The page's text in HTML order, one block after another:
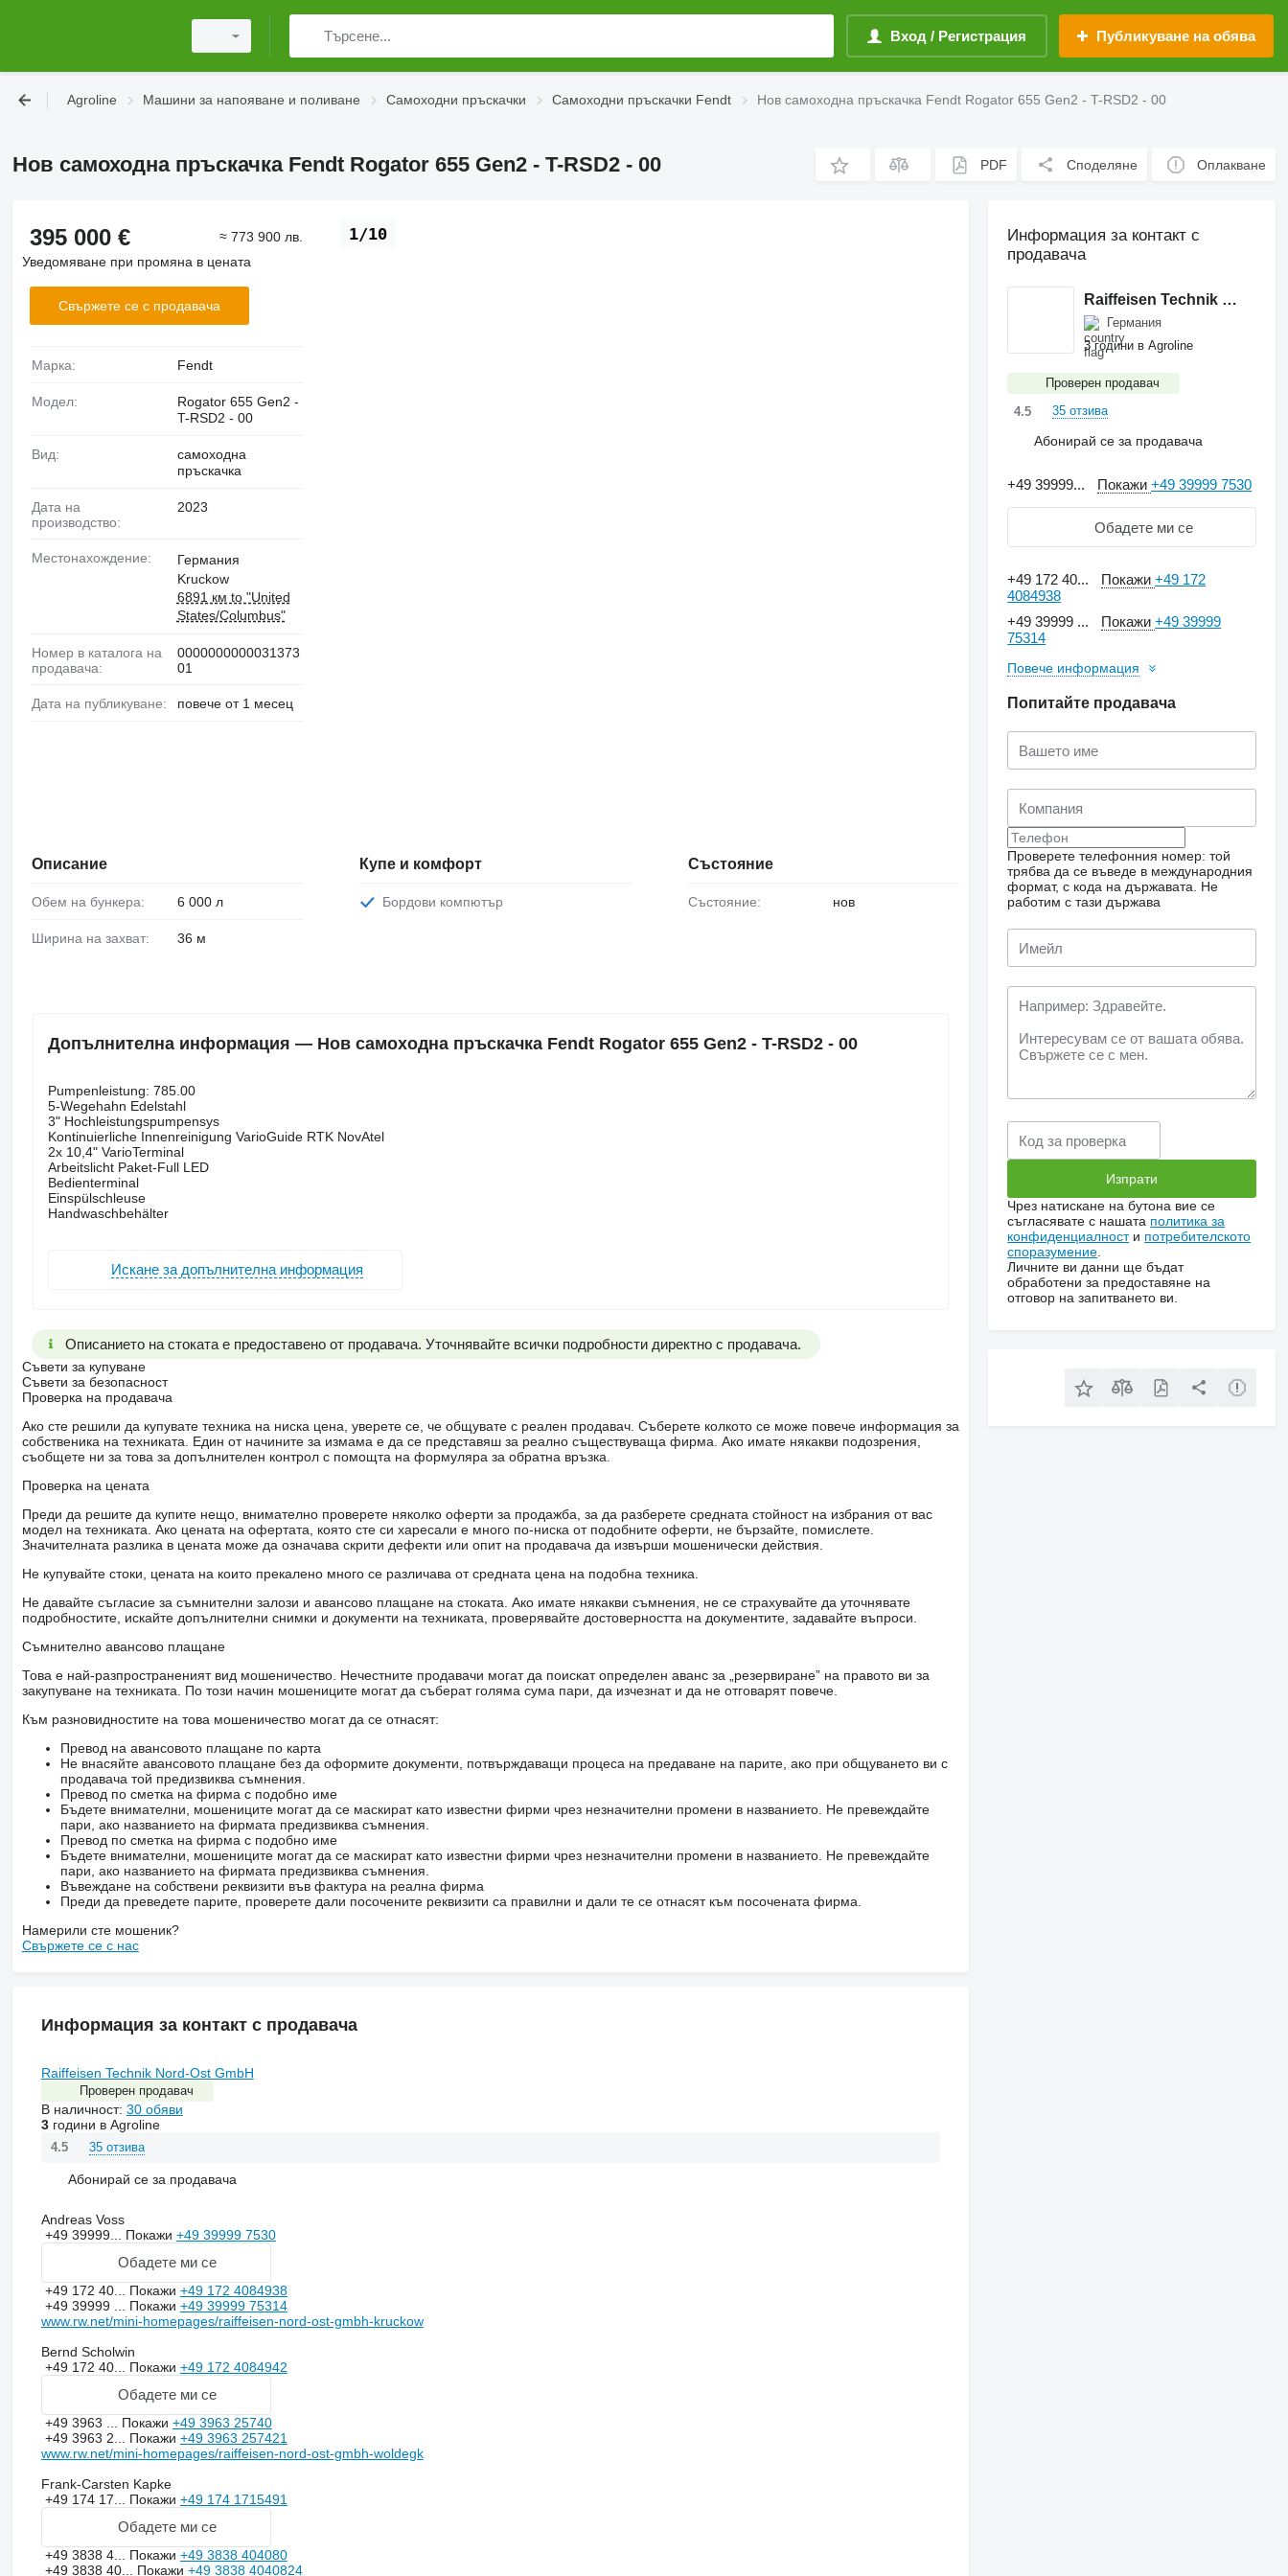
Вход / Регистрация Публикуване на обява
Agroline Машини за напояване и поливане Самоходни пръскачки Самоходни пръскачки Fendt Нов самоходна пръскачка Fendt Rogator 655 Gen2 - T-RSD2 - 00
Нов самоходна пръскачка Fendt Rogator 655 Gen2 - T-RSD2 - 00 PDF Споделяне Оплакване
1/10
395 000 €
≈ 773 900 лв.
Уведомяване при промяна в цената
Свържете се с продавача
Марка: Fendt
Модел:
Rogator 655 Gen2 -
T-RSD2 - 00
Вид:
самоходна
пръскачка
Дата на
производство:
2023
Местонахождение:
Германия
Kruckow
6891 км to "United
States/Columbus"
Номер в каталога на
продавача:
0000000000031373
01
Дата на публикуване: повече от 1 месец
Описание
Обем на бункера: 6 000 л
Ширина на захват: 36 м
Купе и комфорт
Бордови компютър
Състояние
Състояние: нов
Допълнителна информация — Нов самоходна пръскачка Fendt Rogator 655 Gen2 - T-RSD2 - 00
Pumpenleistung: 785.00
5-Wegehahn Edelstahl
3" Hochleistungspumpensys
Kontinuierliche Innenreinigung VarioGuide RTK NovAtel
2x 10,4" VarioTerminal
Arbeitslicht Paket-Full LED
Bedienterminal
Einspülschleuse
Handwaschbehälter
Искане за допълнителна информация
Описанието на стоката е предоставено от продавача. Уточнявайте всички подробности директно с продавача.
Съвети за купуване
Съвети за безопасност
Проверка на продавача
Ако сте решили да купувате техника на ниска цена, уверете се, че общувате с реален продавач. Съберете колкото се може повече информация за
собственика на техниката. Един от начините за измама е да се представяш за реално съществуваща фирма. Ако имате някакви подозрения,
съобщете ни за това за допълнителен контрол с помощта на формуляра за обратна връзка.
Проверка на цената
Преди да решите да купите нещо, внимателно проверете няколко оферти за продажба, за да разберете средната стойност на избрания от вас
модел на техниката. Ако цената на офертата, която сте си харесали е много по-ниска от подобните оферти, не бързайте, помислете.
Значителната разлика в цената може да означава скрити дефекти или опит на продавача да извърши мошенически действия.
Не купувайте стоки, цената на които прекалено много се различава от средната цена на подобна техника.
Не давайте съгласие за съмнителни залози и авансово плащане на стоката. Ако имате някакви съмнения, не се страхувайте да уточнявате
подробностите, искайте допълнителни снимки и документи на техниката, проверявайте достоверността на документите, задавайте въпроси.
Съмнително авансово плащане
Това е най-разпространеният вид мошеничество. Нечестните продавачи могат да поискат определен аванс за „резервиране” на правото ви за
закупуване на техниката. По този начин мошениците могат да съберат голяма сума пари, да изчезнат и да не отговарят повече.
Към разновидностите на това мошеничество могат да се отнасят:
Превод на авансовото плащане по карта
Не внасяйте авансовото плащане без да оформите документи, потвърждаващи процеса на предаване на парите, ако при общуването ви с
продавача той предизвиква съмнения.
Превод по сметка на фирма с подобно име
Бъдете внимателни, мошениците могат да се маскират като известни фирми чрез незначителни промени в названието. Не превеждайте
пари, ако названието на фирмата предизвиква съмнения.
Превод по сметка на фирма с подобно име
Бъдете внимателни, мошениците могат да се маскират като известни фирми чрез незначителни промени в названието. Не превеждайте
пари, ако названието на фирмата предизвиква съмнения.
Въвеждане на собствени реквизити във фактура на реална фирма
Преди да преведете парите, проверете дали посочените реквизити са правилни и дали те се отнасят към посочената фирма.
Намерили сте мошеник?
Свържете се с нас
Информация за контакт с продавача
Raiffeisen Technik Nord-Ost GmbH
Проверен продавач
В наличност: 30 обяви
3години в Agroline
4.5 35 отзива
Абонирай се за продавача
Andreas Voss
+49 39999... Покажи +49 39999 7530
Обадете ми се
+49 172 40... Покажи +49 172 4084938
+49 39999 ... Покажи +49 39999 75314
www.rw.net/mini-homepages/raiffeisen-nord-ost-gmbh-kruckow
Bernd Scholwin
+49 172 40... Покажи +49 172 4084942
Обадете ми се
+49 3963 ... Покажи +49 3963 25740
+49 3963 2... Покажи +49 3963 257421
www.rw.net/mini-homepages/raiffeisen-nord-ost-gmbh-woldegk
Frank-Carsten Kapke
+49 174 17... Покажи +49 174 1715491
Обадете ми се
+49 3838 4... Покажи +49 3838 404080
+49 3838 40... Покажи +49 3838 4040824
Информация за контакт с
продавача
Raiffeisen Technik Nord-Ost GmbH
Германия
3 години в Agroline
Проверен продавач
4.5
35 отзива
Абонирай се за продавача
+49 39999... Покажи+49 39999 7530
Обадете ми се
+49 172 40... Покажи+49 172
4084938
+49 39999 ...
Покажи+49 39999
75314
Повече информация
Попитайте продавача
Проверете телефонния номер: той
трябва да се въведе в международния
формат, с кода на държавата.
Не
работим с тази държава
Чрез натискане на бутона вие се
съгласявате с нашата политика за
конфиденциалности потребителското
споразумение
Личните ви данни ще бъдат
обработени за предоставяне на
отговор на запитването ви.